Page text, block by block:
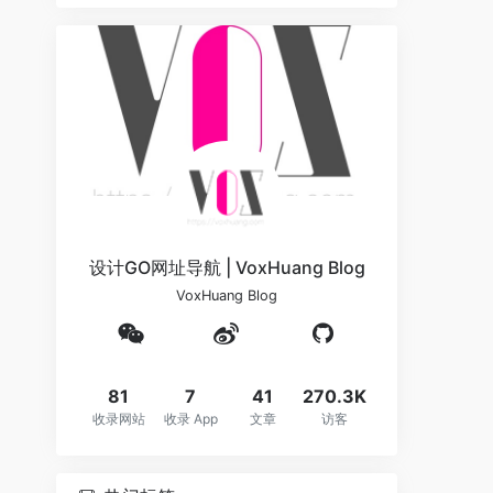
设计GO网址导航 | VoxHuang Blog
VoxHuang Blog
81
收录网站
7
收录 App
41
文章
270.3K
访客